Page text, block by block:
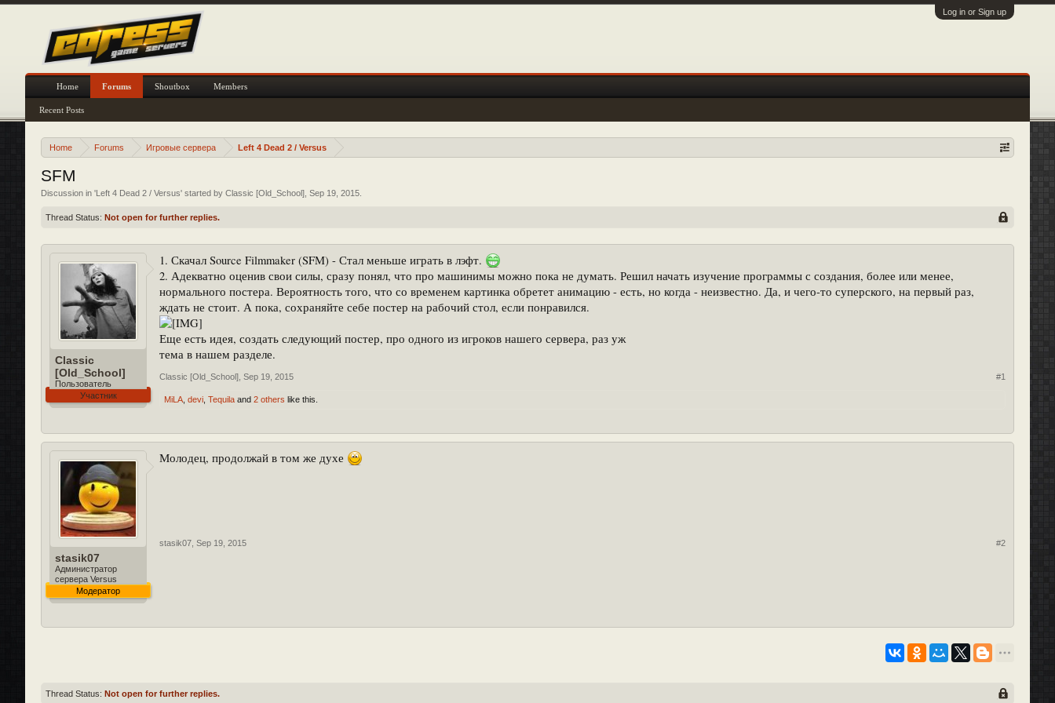
Log in or Sign up
Home Forums Игровые сервера Left 4 Dead 2 / Versus
SFM
Discussion in 'Left 4 Dead 2 / Versus' started by Classic [Old_School] Sep 19, 2015
Thread Status: Not open for further replies.
Classic
[Old_School]
Пользователь
Участник
1. Скачал Source Filmmaker (SFM) - Стал меньше играть в лэфт.
2. Адекватно оценив свои силы, сразу понял, что про машинимы можно пока не думать. Решил начать изучение программы с создания, более или менее,
нормального постера. Вероятность того, что со временем картинка обретет анимацию - есть, но когда - неизвестно. Да, и чего-то суперского, на первый раз,
ждать не стоит. А пока, сохраняйте себе постер на рабочий стол, если понравился.
Еще есть идея, создать следующий постер, про одного из игроков нашего сервера, раз уж
тема в нашем разделе.
Classic [Old_School] Sep 19, 2015 #1
MiLA devi Tequila and 2 others like this.
stasik07
Администратор
сервера Versus
Модератор
Молодец, продолжай в том же духе
stasik07 Sep 19, 2015 #2
Thread Status: Not open for further replies.
Home Forums
Recent Posts
Shoutbox Members